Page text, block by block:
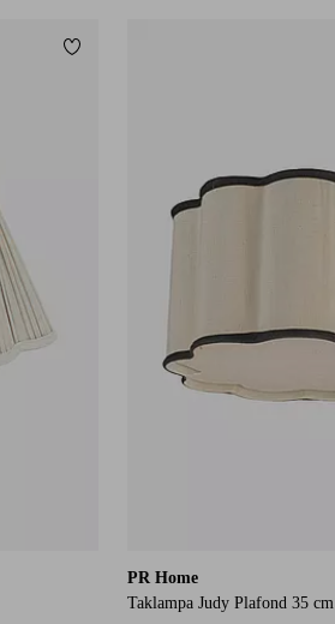
Lägg till i favoriter
PR Home
Taklampa Judy Plafond 35 cm